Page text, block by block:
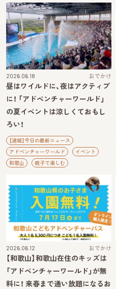
2026.06.18 おでかけ
昼はワイルドに、夜はアクティブ
に！ 「アドベンチャーワールド」
の夏イベントは涼しくておもし
ろい！
【速報】今日の最新ニュース
アドベンチャーワールド
イベント
和歌山
親子で楽しむ
2026.06.12 おでかけ
【和歌山】和歌山在住のキッズは
「アドベンチャーワールド」が無
料に！ 来春まで通い放題になるお